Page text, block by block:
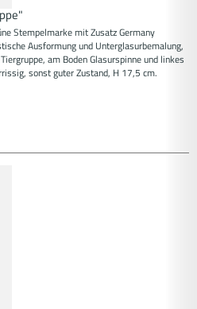
Stempelmarke mit Zusatz Germany
Ausformung und Unterglasurbemalung,
am Boden Glasurspinne und linkes
sonst guter Zustand, H 17,5 cm.